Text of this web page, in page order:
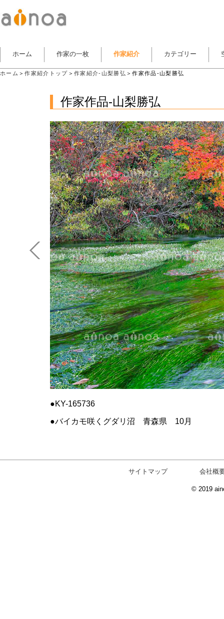
ホーム 作家の一枚 作家紹介 カテゴリー
ホーム ＞作家紹介トップ ＞作家紹介-山梨勝弘 ＞作家作品-山梨勝弘
作家作品-山梨勝弘
KY-165736
バイカモ咲くグダリ沼 青森県 10月
サイトマップ 会社概
© 2019